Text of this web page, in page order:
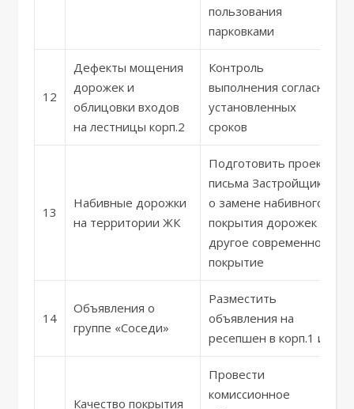
пользования
парковками
12
Дефекты мощения
дорожек и
облицовки входов
на лестницы корп.2
Контроль
выполнения согласно
установленных
сроков
13
Набивные дорожки
на территории ЖК
Подготовить проект
письма Застройщику
о замене набивного
покрытия дорожек на
другое современное
покрытие
14
Объявления о
группе «Соседи»
Разместить
объявления на
ресепшен в корп.1 и 2
Качество покрытия
Провести
комиссионное